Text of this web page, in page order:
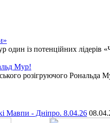
із потенційних лідерів
Мур!
розігруючого Рональда
Мавпи - Дніпро. 8.04.26